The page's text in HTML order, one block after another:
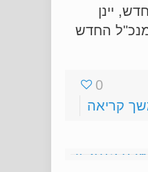
יינן
החדש
0
קריאה